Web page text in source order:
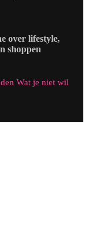
over lifestyle,
shoppen
Wat je niet wil